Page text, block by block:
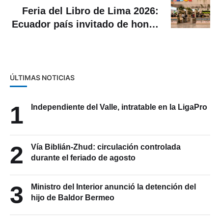
Feria del Libro de Lima 2026:
Ecuador país invitado de honor
ÚLTIMAS NOTICIAS
1 Independiente del Valle, intratable en la LigaPro
2
Vía Biblián-Zhud: circulación controlada
durante el feriado de agosto
3
Ministro del Interior anunció la detención del
hijo de Baldor Bermeo